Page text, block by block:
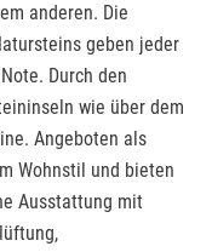
anderen. Die
geben jeder
Durch den
wie über dem
Angeboten als
Wohnstil und bieten
Ausstattung mit